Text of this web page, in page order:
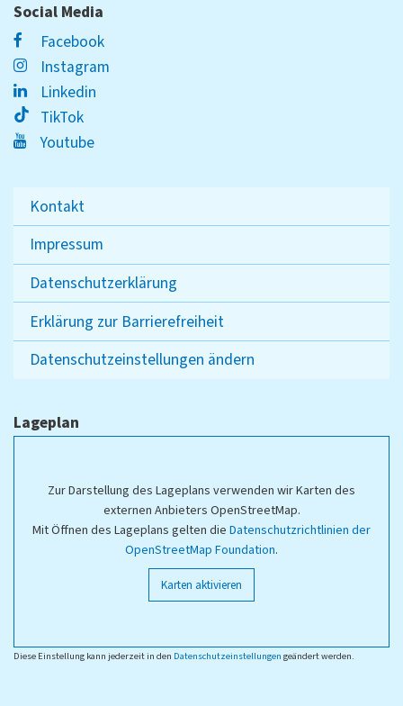
Social Media
Facebook
Instagram
Linkedin
TikTok
Youtube
Kontakt
Impressum
Datenschutzerklärung
Erklärung zur Barrierefreiheit
Datenschutzeinstellungen ändern
Lageplan
Zur Darstellung des Lageplans verwenden wir Karten des
externen Anbieters OpenStreetMap.
Mit Öffnen des Lageplans gelten die Datenschutzrichtlinien der
OpenStreetMap Foundation.
Karten aktivieren
Diese Einstellung kann jederzeit in den Datenschutzeinstellungen geändert werden.